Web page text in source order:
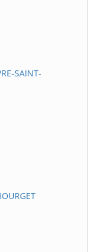
SAINT-